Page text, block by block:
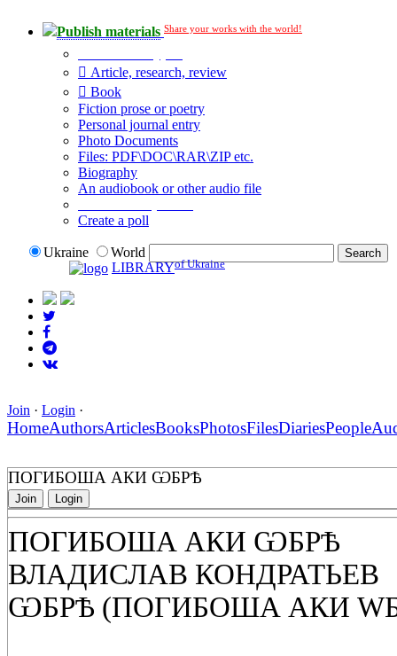
Publish materials Share your works with the world!
Article, research, review
Book
Fiction prose or poetry
Personal journal entry
Photo Documents
Files: PDF\DOC\RAR\ZIP etc.
Biography
An audiobook or other audio file
Create a poll
Ukraine
World
LIBRARYof Ukraine
Join · Login ·
HomeAuthorsArticlesBooksPhotosFilesDiariesPeople
ПОГИБОША АКИ ѠБРѢ
Join Login
ПОГИБОША АКИ ѠБРѢ
ВЛАДИСЛАВ
ѠБРѢ (ПОГИБОША АКИ